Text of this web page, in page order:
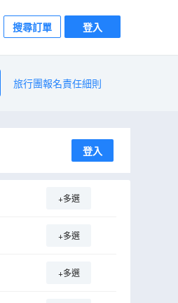
搜尋訂單 登入
旅行團報名責任細則
登入
+多選
+多選
+多選